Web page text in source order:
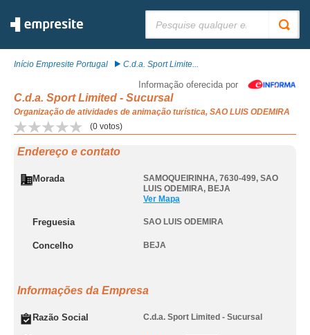
Início Empresite Portugal C.d.a. Sport Limite...
Informação oferecida por
C.d.a. Sport Limited - Sucursal
Organização de atividades de animação turística, SAO LUIS ODEMIRA
(0 votos)
Endereço e contato
Morada SAMOQUEIRINHA, 7630-499, SAO
LUIS ODEMIRA, BEJA
Ver Mapa
Freguesia SAO LUIS ODEMIRA
Concelho BEJA
Informações da Empresa
Razão Social C.d.a. Sport Limited - Sucursal